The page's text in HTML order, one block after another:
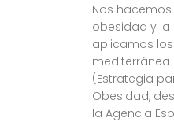
Nos
obesidad y la
aplicamos
mediterránea
(Estrategia
Obesidad,
la Agencia